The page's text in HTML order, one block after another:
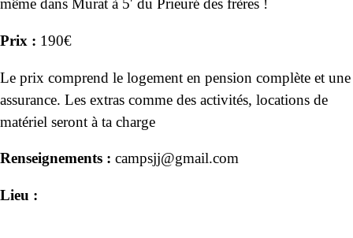
même dans Murat à 5′ du Prieuré des frères !
Prix : 190€
Le prix comprend le logement en pension complète et une
assurance. Les extras comme des activités, locations de
matériel seront à ta charge
Renseignements : campsjj@gmail.com
Lieu :